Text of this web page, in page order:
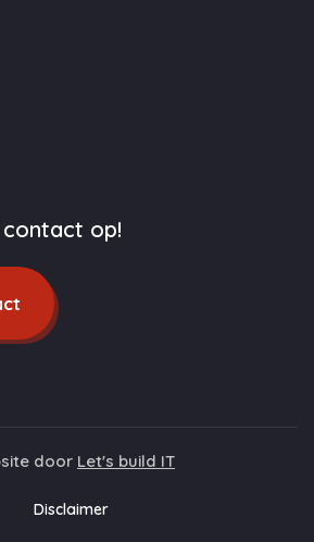
op!
door Let's build IT
Disclaimer